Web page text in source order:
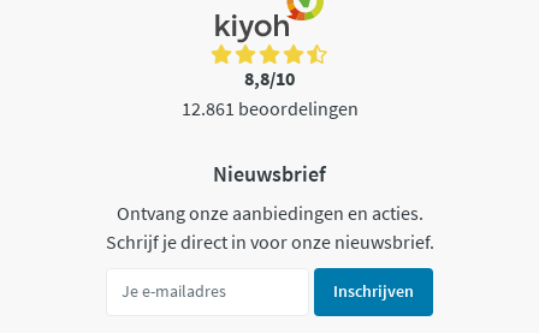
8,8/10
12.861 beoordelingen
Nieuwsbrief
Ontvang onze aanbiedingen en acties.
Schrijf je direct in voor onze nieuwsbrief.
Inschrijven